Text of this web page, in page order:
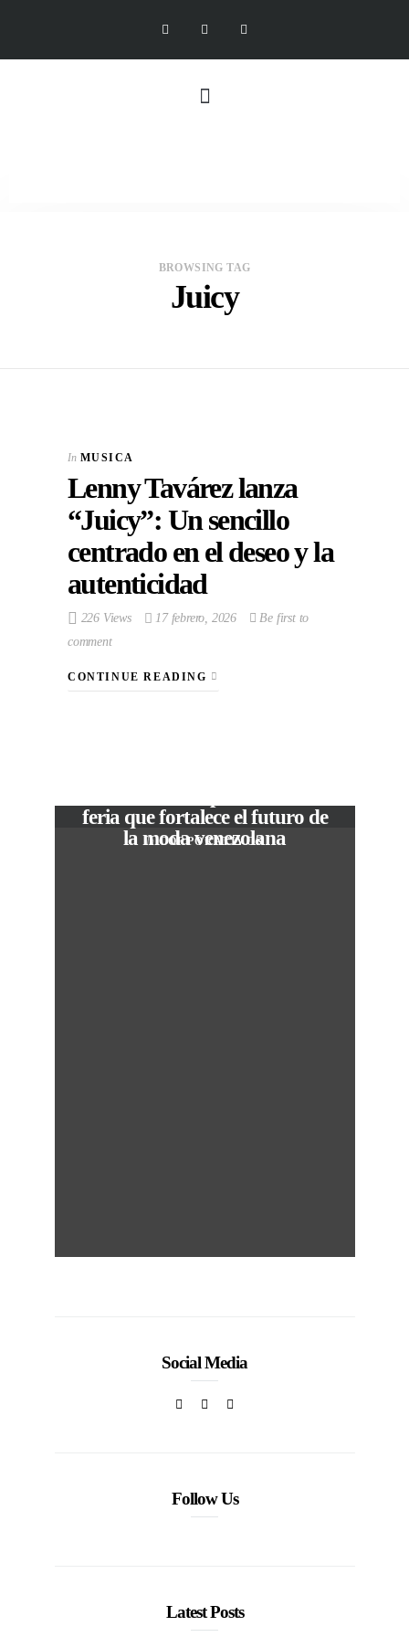
BROWSING TAG
Juicy
In MUSICA
Lenny Tavárez lanza
“Juicy”: Un sencillo
centrado en el deseo y la
autenticidad
226 Views 17 febrero, 2026
Be first to
comment
CONTINUE READING
In CORPORATIVOS
feria que fortalece el futuro de
la moda venezolana
Social Media
Follow Us
Latest Posts